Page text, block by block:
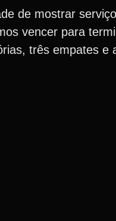
de mostrar
vencer para
três empates e